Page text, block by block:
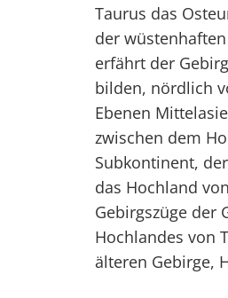
Taurus das
der
erfährt der
bilden, nördlich
Ebenen
zwischen dem
Subkontinent,
das Hochland
Gebirgszüge der
Hochlandes von
älteren Gebirge,